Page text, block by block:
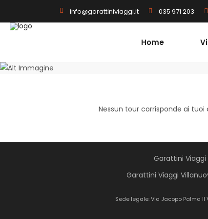
info@garattiniviaggi.it 035 971 203
Home
Nessun tour corrisponde ai tuoi
Garattini
Garattini Viaggi
Sede legale: Via Jacopo Palma Il